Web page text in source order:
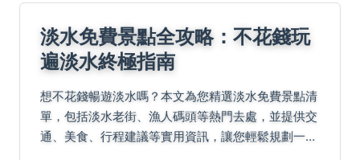
淡水免費景點全攻略：不花錢玩
遍淡水終極指南
想不花錢暢遊淡水嗎？本文為您精選淡水免費景點清
單，包括淡水老街、漁人碼頭等熱門去處，並提供交
通、美食、行程建議等實用資訊，讓您輕鬆規劃一日